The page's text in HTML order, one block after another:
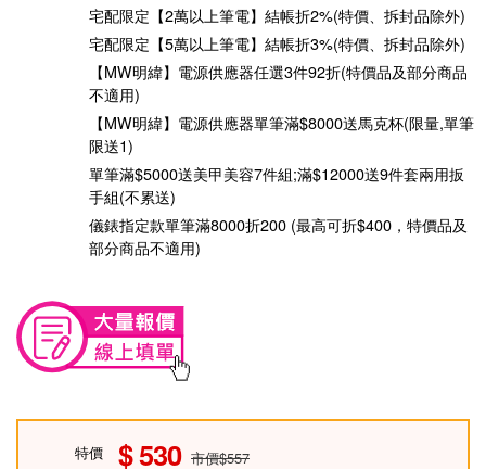
宅配限定【2萬以上筆電】結帳折2%(特價、拆封品除外)
宅配限定【5萬以上筆電】結帳折3%(特價、拆封品除外)
【MW明緯】電源供應器任選3件92折(特價品及部分商品
不適用)
【MW明緯】電源供應器單筆滿$8000送馬克杯(限量,單筆
限送1)
單筆滿$5000送美甲美容7件組;滿$12000送9件套兩用扳
手組(不累送)
儀錶指定款單筆滿8000折200 (最高可折$400，特價品及
部分商品不適用)
特價 530 市價$557